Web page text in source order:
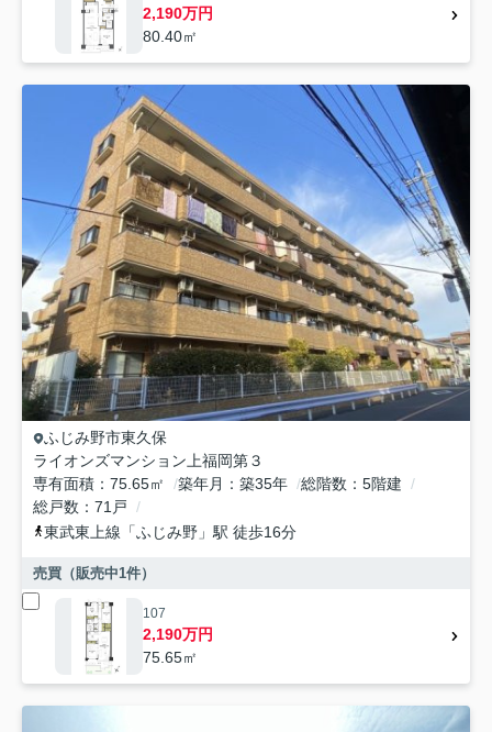
2,190万円
80.40㎡
ふじみ野市東久保
ライオンズマンション上福岡第３
専有面積
75.65㎡ 築年月 築35年 総階数
5階建
総戸数
71戸
東武東上線 「ふじみ野 」駅 徒歩16分
売買（販売中1件）
107
2,190万円
75.65㎡